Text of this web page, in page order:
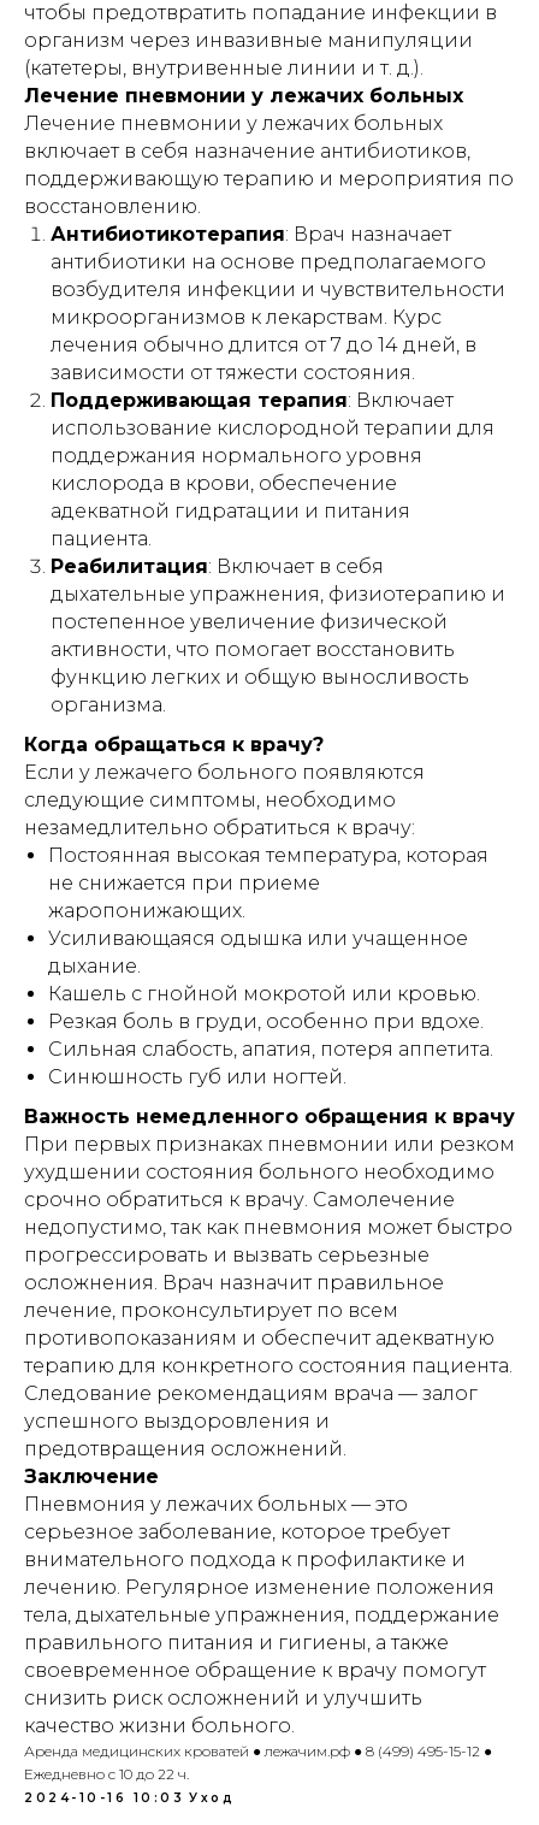
чтобы предотвратить попадание инфекции в
организм через инвазивные манипуляции
(катетеры, внутривенные линии и т. д.).
Лечение пневмонии у лежачих больных
Лечение пневмонии у лежачих больных
включает в себя назначение антибиотиков,
поддерживающую терапию и мероприятия по
восстановлению.
Антибиотикотерапия: Врач назначает
антибиотики на основе предполагаемого
возбудителя инфекции и чувствительности
микроорганизмов к лекарствам. Курс
лечения обычно длится от 7 до 14 дней, в
зависимости от тяжести состояния.
Поддерживающая терапия: Включает
использование кислородной терапии для
поддержания нормального уровня
кислорода в крови, обеспечение
адекватной гидратации и питания
пациента.
Реабилитация: Включает в себя
дыхательные упражнения, физиотерапию и
постепенное увеличение физической
активности, что помогает восстановить
функцию легких и общую выносливость
организма.
Когда обращаться к врачу?
Если у лежачего больного появляются
следующие симптомы, необходимо
незамедлительно обратиться к врачу:
Постоянная высокая температура, которая
не снижается при приеме
жаропонижающих.
Усиливающаяся одышка или учащенное
дыхание.
Кашель с гнойной мокротой или кровью.
Резкая боль в груди, особенно при вдохе.
Сильная слабость, апатия, потеря аппетита.
Синюшность губ или ногтей.
Важность немедленного обращения к врачу
При первых признаках пневмонии или резком
ухудшении состояния больного необходимо
срочно обратиться к врачу. Самолечение
недопустимо, так как пневмония может быстро
прогрессировать и вызвать серьезные
осложнения. Врач назначит правильное
лечение, проконсультирует по всем
противопоказаниям и обеспечит адекватную
терапию для конкретного состояния пациента.
Следование рекомендациям врача — залог
успешного выздоровления и
предотвращения осложнений.
Заключение
Пневмония у лежачих больных — это
серьезное заболевание, которое требует
внимательного подхода к профилактике и
лечению. Регулярное изменение положения
тела, дыхательные упражнения, поддержание
правильного питания и гигиены, а также
своевременное обращение к врачу помогут
снизить риск осложнений и улучшить
качество жизни больного.
Аренда медицинских кроватей ● лежачим.рф ● 8 (499) 495-15-12 ●
Ежедневно с 10 до 22 ч.
2024-10-16 10:03 Уход
Индивидуальный предприниматель
Гришин Андрей Михайлович
Склад (самовывоза - нет):
г. Москва, ул. Складочная, 1с1 (метро
Савеловская)
Кровати и иное оборудование
предоставляются в прокат (аренду)
исключительно для использования в
жилых помещениях (квартирах, жилых
домах), находящихся в собственности
либо на ином законном основании во
владении физического лица -
арендатора.
Прокат (аренда) оборудованияне
осуществляется :
– в интересах юридических лиц;
– для использования в медицинских
организациях, пансионатах,
организациях социального
обслуживания, хосписах, а также иных
гражданами осуществляется
сотрудниками (персоналом) таких
учреждений, независимо от формы
собственности и ведомственной
принадлежности.
Индивидуальный предприниматель
Гришин Андрей Михайлович оставляет
за собой право отказать в заключении
договора проката (аренды)
оборудования без объяснения причин,
в том числе при наличии сомнений в
характере предполагаемого
использования оборудования и/или
возможности соблюдения условий его
эксплуатации.
ИМЕЮТСЯ ПРОТИВОПОКАЗАНИЯ!
Перед использованием необходимо
ознакомиться с инструкцией и
проконсультироваться с врачом.
Используя сайт: https://лежачим.рф и
услуги ИП Гришин А.М., вы выражаете
свое согласие сполитикой
конфиденциальностии публичной
офертой
© Любое использование либо
ПРОДЛЕНИЕ АРЕНДЫ
ИНН 771476044008
ОГРНИП 321508100003201
E-MAIL: lezhachim.ru@yandex.ru
Публичная оферта
Инструкции
⏎ | Вернуться на главную